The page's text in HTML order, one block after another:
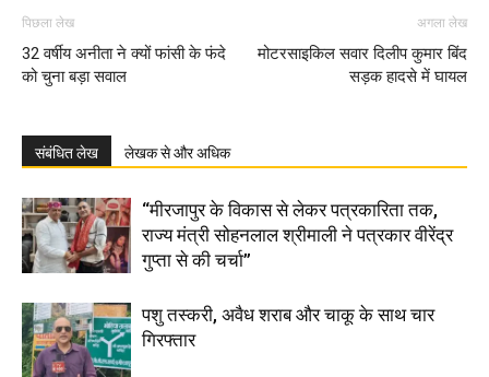
पिछला लेख
32 वर्षीय अनीता ने क्यों फांसी के फंदे
को चुना बड़ा सवाल
अगला लेख
मोटरसाइकिल सवार दिलीप कुमार बिंद
सड़क हादसे में घायल
संबंधित लेख लेखक से और अधिक
“मीरजापुर के विकास से लेकर पत्रकारिता तक,
राज्य मंत्री सोहनलाल श्रीमाली ने पत्रकार वीरेंद्र
गुप्ता से की चर्चा”
पशु तस्करी, अवैध शराब और चाकू के साथ चार
गिरफ्तार